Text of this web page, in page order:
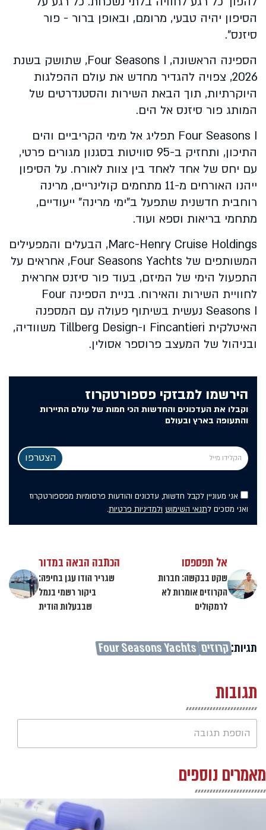
הסיפון יהיה טבעי, מרומם, ובאופן ברור - פור
סיזנס".
הספינה הראשונה, Four Seasons I, שתושק בשנת
2026, צפויה להגדיר מחדש את עולם ההפלגות
היוקרתיות, תוך הבאת השירות והסטנדרטים של
המותג פור סיזנס אל הים.
Four Seasons I תפליג אל מימי הקריביים והים
התיכון, ותחזיק ב-95 סוויטות בסגנון מגורים פרטי,
עם יחס של אחד לאחד בין צוות לאורח. על הסיפון
ייהנו האורחים מ-11 מתחמים קולינריים, מרינה
רוחבית חדשנית שתפעל ב"ימי מרינה" ייעודיים,
מתחמי בריאות וספא ועוד.
Marc-Henry Cruise Holdings, הבעלים והמפעילים
המשותפים של Four Seasons Yachts, אחראים על
התפעול הימי של המיזם, בעוד פור סיזנס אחראית
לחוויית השירות והאירוח. בניית הספינה Four
Seasons I נעשית בשיתוף פעולה עם המספנה
האיטלקית Fincantieri ו-Tillberg Design משוודיה,
ובניהול של המעצב פרוספר אסולין.
הירשמו למבזקי פספורטקרוז
וקבלו את העדכונים והחדשות הכי חמות של עולם התיירות
והתעופה בארץ ובעולם
אני מעוניין לקבל חדשות, עדכונים והודעות פרסומיות מפספורטקרוז
ואני מסכים לתנאי השימוש ולמדיניות פרטיות.
אל תפספסו
שקט בבקשה: חברות
הקרוזים אומרות לא
לרמקולים
הכתבה הבאה במדור
שגריר הודו עגן בחיפה:
ביקור רשמי בנמל
שבבעלות הודית
תגיות:קרוזים Four Seasons Yachts
תגובות
הוספת תגובה
מאמרים נוספים